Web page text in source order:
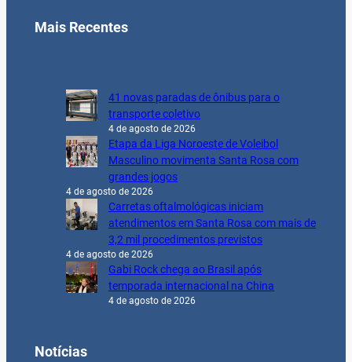
Mais Recentes
41 novas paradas de ônibus para o
transporte coletivo
4 de agosto de 2026
Etapa da Liga Noroeste de Voleibol
Masculino movimenta Santa Rosa com
grandes jogos
4 de agosto de 2026
Carretas oftalmológicas iniciam
atendimentos em Santa Rosa com mais de
3,2 mil procedimentos previstos
4 de agosto de 2026
Gabi Rock chega ao Brasil após
temporada internacional na China
4 de agosto de 2026
Notícias